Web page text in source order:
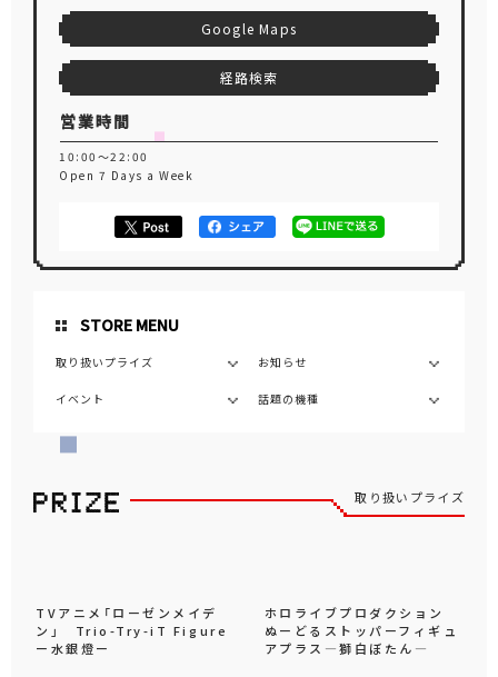
STORE MENU
取り扱いプライズ お知らせ
イベント 話題の機種
取り扱いプライズ
Google Maps
経路検索
営業時間
10:00～22:00
Open 7 Days a Week